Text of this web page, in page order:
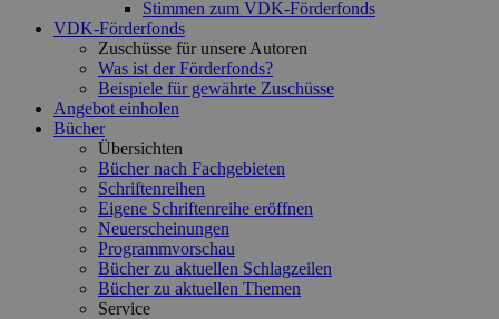
Stimmen zum VDK-Förderfonds
VDK-Förderfonds
Zuschüsse für unsere Autoren
Was ist der Förderfonds?
Beispiele für gewährte Zuschüsse
Angebot einholen
Bücher
Übersichten
Bücher nach Fachgebieten
Schriftenreihen
Eigene Schriftenreihe eröffnen
Neuerscheinungen
Programmvorschau
Bücher zu aktuellen Schlagzeilen
Bücher zu aktuellen Themen
Service